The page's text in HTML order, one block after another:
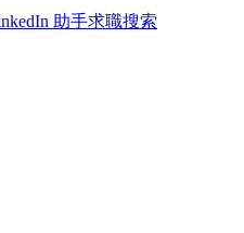
助手求職搜索